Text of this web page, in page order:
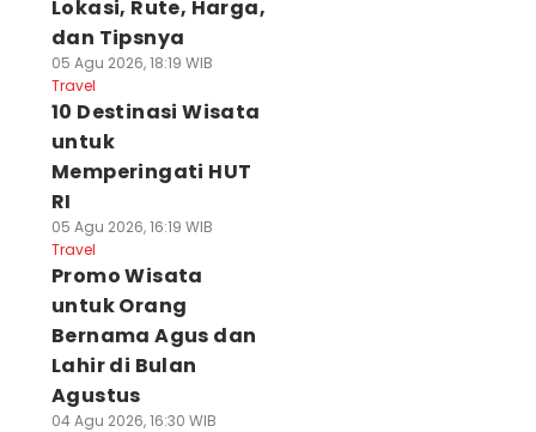
Lokasi, Rute, Harga,
dan Tipsnya
05 Agu 2026, 18:19 WIB
Travel
10 Destinasi Wisata
untuk
Memperingati HUT
RI
05 Agu 2026, 16:19 WIB
Travel
Promo Wisata
untuk Orang
Bernama Agus dan
Lahir di Bulan
Agustus
04 Agu 2026, 16:30 WIB